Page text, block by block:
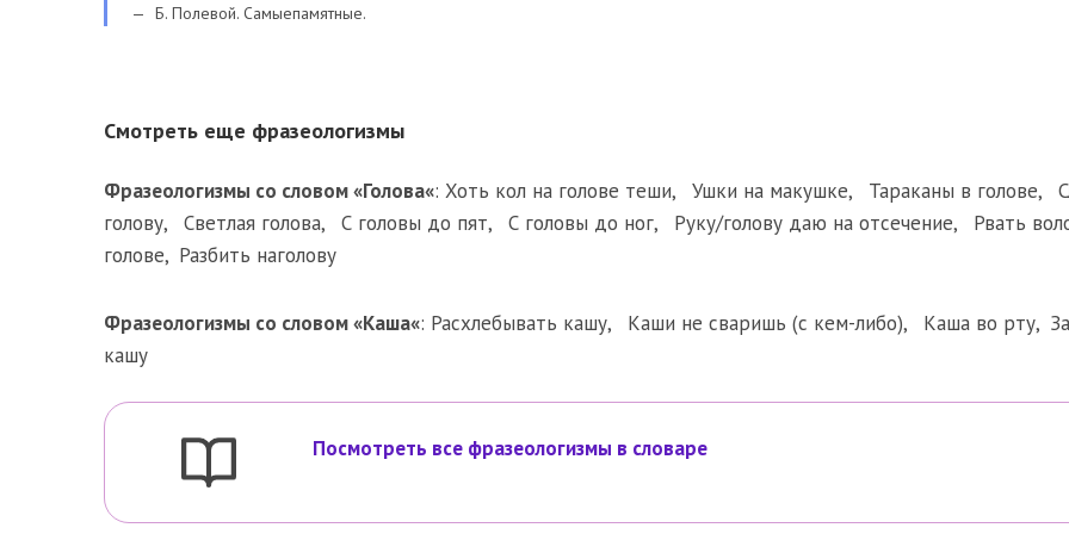
Б. Полевой. Самыепамятные.
Смотреть еще фразеологизмы
Фразеологизмы со словом «Голова«: Хоть кол на голове теши, Ушки на макушке, Тараканы в голове,
голову, Светлая голова, С головы до пят, С головы до ног, Руку/голову даю на отсечение, Рвать
голове, Разбить наголову
Фразеологизмы со словом «Каша«: Расхлебывать кашу, Каши не сваришь (с кем-либо), Каша во рту,
кашу
Посмотреть все фразеологизмы в словаре